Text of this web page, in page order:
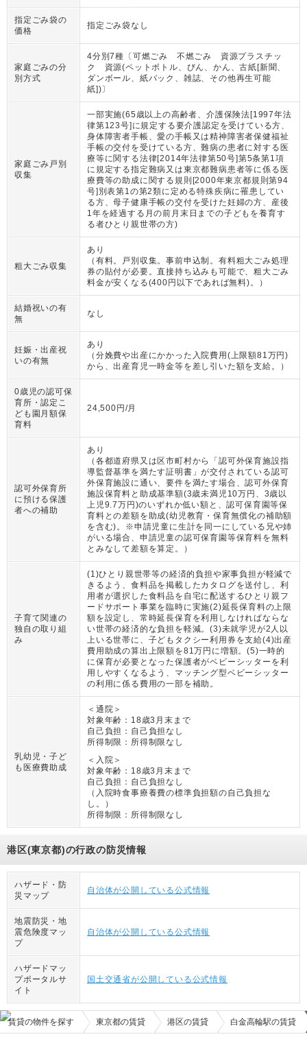
指定ごみ袋の
価格
指定ごみ袋なし
家庭ごみの分
別方式
4分別7種〔可燃ごみ 不燃ごみ 資源プラスチッ
ク 資源(ペットボトル、びん、かん、古紙[新聞、
ダンボール、紙パック、雑誌、その他再生可能
紙])〕
家庭ごみ戸別
収集
一部実施(65歳以上の高齢者、介護保険法[1997年法
律第123号]に規定する要介護認定を受けている方、
身体障害者手帳、愛の手帳又は精神障害者保健福祉
手帳の交付を受けている方、難病の患者に対する医
療等に関する法律[2014年法律第50号]第5条第1項
に規定する指定難病又は東京都難病患者等に係る医
療費等の助成に関する規則[2000年東京都規則第94
号]別表第1の第2類に定める特殊疾病に罹患してい
る方、母子健康手帳の交付を受けた妊婦の方、産後
1年を経過する月の前月末日までの子どもを養育す
る者ひとり親世帯の方)
粗大ごみ収集
あり
（ 有料。戸別収集。事前申込制。有料粗大ごみ処理
券の貼付が必要。直接持ち込みも可能で、粗大ごみ
料金が安くなる(400円以下であれば無料)。
）
結婚祝いの有
無
なし
妊娠・出産祝
いの有無
あり
（ 分娩費や出産にかかった入院費用(上限額81万円)
から、出産育児一時金等を差し引いた額を支給。
）
0歳児の認可保
育所・認定こ
ども園月額保
育料
24,500円/月
認可外保育所
に預ける保護
者への補助
あり
（ 各都道府県又は区市町村から「認可外保育施設指
導監督基準を満たす証明書」が交付されている認可
外保育施設に通い、要件を満たす場合、認可外保育
施設保育料と助成基準額(3歳未満児10万円、3歳以
上児9.7万円)のいずれか低い額と、認可保育園等保
育料との差額を助成(幼児教育・保育無償化の補助額
を含む)。※申請児童に生計を同一にしている兄や姉
がいる場合、申請児童の認可保育園等保育料を無料
とみなして差額を算定。
）
子育て関連の
独自の取り組
み
(1)ひとり親世帯等の経済的負担や家事負担が軽減で
きるよう、食料品を掲載したカタログを送付し、利
用者が選択した食料品を自宅に配送するひとり親フ
ードサポート事業を臨時に実施(2)延長保育料の上限
額を設定し、常時延長保育を利用しなければならな
い世帯の経済的な負担を軽減。(3)未就学児が2人以
上いる世帯に、子どもタクシー利用券を支給(4)出産
費用助成の算出上限額を81万円に増額。(5)一時的
に保育が必要となった保護者がベビーシッターを利
用しやすくなるよう、マッチング型ベビーシッター
の利用に係る費用の一部を補助。
乳幼児・子ど
も医療費助成
＜通院＞
対象年齢： 18歳3月末まで
自己負担： 自己負担なし
所得制限： 所得制限なし
＜入院＞
対象年齢： 18歳3月末まで
自己負担： 自己負担なし
（ 入院時食事療養費の標準負担額の自己負担な
し。
）
所得制限： 所得制限なし
港区(東京都)の行政の防災情報
ハザード・防
災マップ
自治体が公開している公式情報
地震防災・地
震危険度マッ
プ
自治体が公開している公式情報
ハザードマッ
プポータルサ
イト
国土交通省が公開している公式情報
賃貸の物件を探す 東京都の賃貸 港区の賃貸 白金高輪駅の賃貸